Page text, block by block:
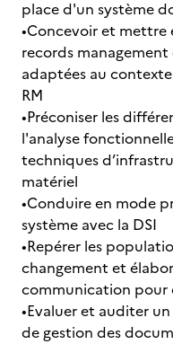
place d'un système
•Concevoir et
records
adaptées au
RM
•Préconiser les
l'analyse
techniques
matériel
•Conduire en mode
système avec la DSI
•Repérer les
changement et
communication pour
•Evaluer et auditer
de gestion des